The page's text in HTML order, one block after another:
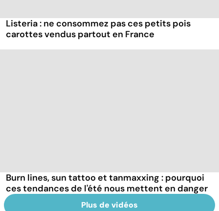
Listeria : ne consommez pas ces petits pois
carottes vendus partout en France
Burn lines, sun tattoo et tanmaxxing : pourquoi
ces tendances de l'été nous mettent en danger
Plus de vidéos